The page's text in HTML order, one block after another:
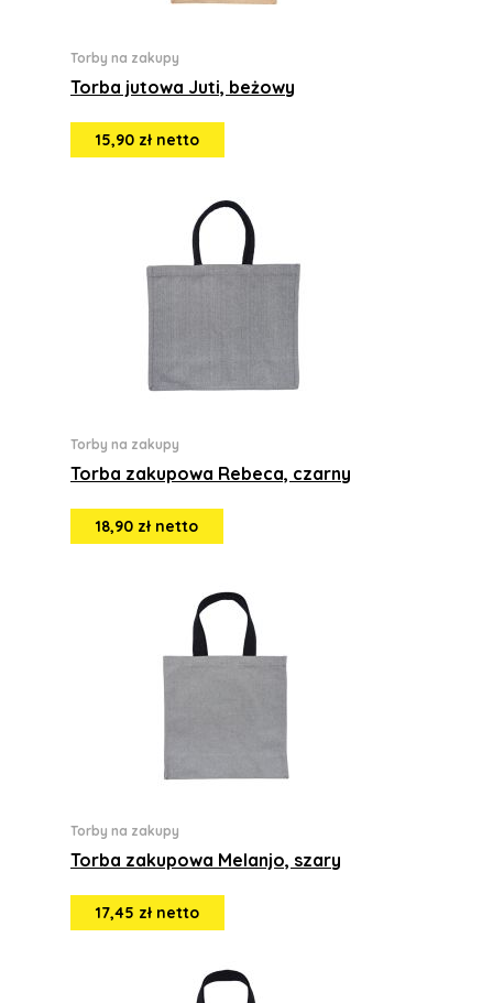
Torby na zakupy
Torba jutowa Juti, beżowy
15,90 zł netto
Torby na zakupy
Torba zakupowa Rebeca, czarny
18,90 zł netto
Torby na zakupy
Torba zakupowa Melanjo, szary
17,45 zł netto